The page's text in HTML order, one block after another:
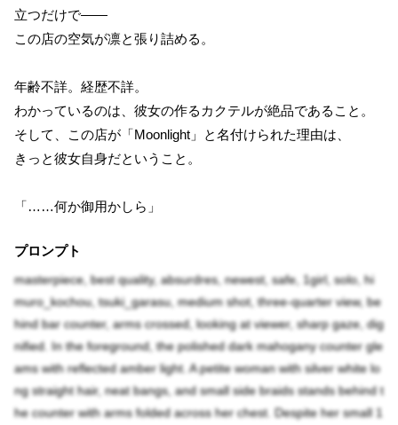
立つだけで——
この店の空気が凛と張り詰める。
年齢不詳。経歴不詳。
わかっているのは、彼女の作るカクテルが絶品であること。
そして、この店が「Moonlight」と名付けられた理由は、
きっと彼女自身だということ。
「……何か御用かしら」
プロンプト
masterpiece, best quality, absurdres, newest, safe, 1girl, solo, hi
muro_kochou, tsuki_garasu, medium shot, three-quarter view, be
hind bar counter, arms crossed, looking at viewer, sharp gaze, dig
nified. In the foreground, the polished dark mahogany counter gle
ams with reflected amber light. A petite woman with silver white lo
ng straight hair, neat bangs, and small side braids stands behind t
he counter with arms folded across her chest. Despite her small 1